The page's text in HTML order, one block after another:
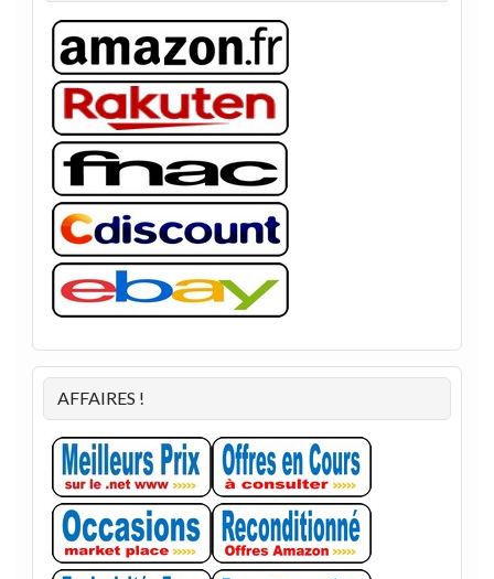
AFFAIRES !